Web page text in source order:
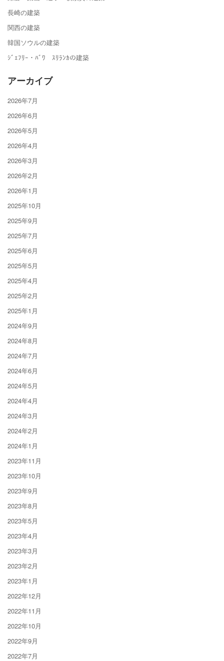
長崎の建築
関西の建築
韓国ソウルの建築
ｼﾞｪﾌﾘｰ・ﾊﾞﾜ ｽﾘﾗﾝｶの建築
アーカイブ
2026年7月
2026年6月
2026年5月
2026年4月
2026年3月
2026年2月
2026年1月
2025年10月
2025年9月
2025年7月
2025年6月
2025年5月
2025年4月
2025年2月
2025年1月
2024年9月
2024年8月
2024年7月
2024年6月
2024年5月
2024年4月
2024年3月
2024年2月
2024年1月
2023年11月
2023年10月
2023年9月
2023年8月
2023年5月
2023年4月
2023年3月
2023年2月
2023年1月
2022年12月
2022年11月
2022年10月
2022年9月
2022年7月